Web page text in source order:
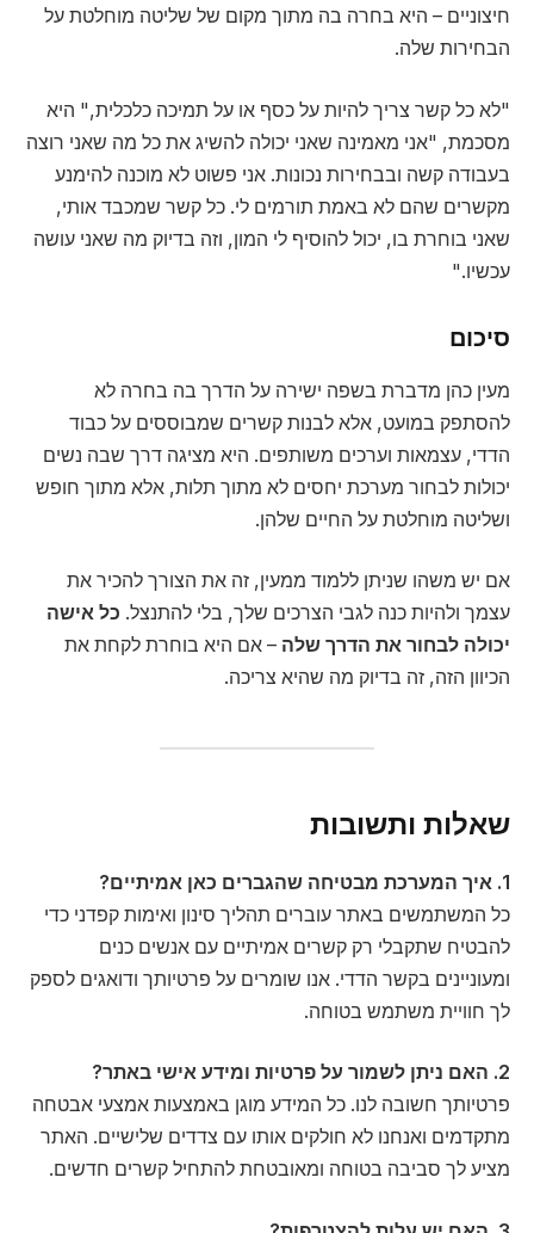
חיצוניים – היא בחרה בה מתוך מקום של שליטה מוחלטת על
הבחירות שלה.
"לא כל קשר צריך להיות על כסף או על תמיכה כלכלית," היא
מסכמת, "אני מאמינה שאני יכולה להשיג את כל מה שאני רוצה
בעבודה קשה ובבחירות נכונות. אני פשוט לא מוכנה להימנע
מקשרים שהם לא באמת תורמים לי. כל קשר שמכבד אותי,
שאני בוחרת בו, יכול להוסיף לי המון, וזה בדיוק מה שאני עושה
עכשיו."
סיכום
מעין כהן מדברת בשפה ישירה על הדרך בה בחרה לא
להסתפק במועט, אלא לבנות קשרים שמבוססים על כבוד
הדדי, עצמאות וערכים משותפים. היא מציגה דרך שבה נשים
יכולות לבחור מערכת יחסים לא מתוך תלות, אלא מתוך חופש
ושליטה מוחלטת על החיים שלהן.
אם יש משהו שניתן ללמוד ממעין, זה את הצורך להכיר את
עצמך ולהיות כנה לגבי הצרכים שלך, בלי להתנצל. כל אישה
יכולה לבחור את הדרך שלה – אם היא בוחרת לקחת את
הכיוון הזה, זה בדיוק מה שהיא צריכה.
שאלות ותשובות
1. איך המערכת מבטיחה שהגברים כאן אמיתיים?
כל המשתמשים באתר עוברים תהליך סינון ואימות קפדני כדי
להבטיח שתקבלי רק קשרים אמיתיים עם אנשים כנים
ומעוניינים בקשר הדדי. אנו שומרים על פרטיותך ודואגים לספק
לך חוויית משתמש בטוחה.
2. האם ניתן לשמור על פרטיות ומידע אישי באתר?
פרטיותך חשובה לנו. כל המידע מוגן באמצעות אמצעי אבטחה
מתקדמים ואנחנו לא חולקים אותו עם צדדים שלישיים. האתר
מציע לך סביבה בטוחה ומאובטחת להתחיל קשרים חדשים.